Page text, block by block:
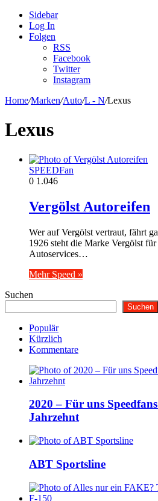
Sidebar
Log In
Folgen
RSS
Facebook
Twitter
Instagram
Home/Marken/Auto/L - N/Lexus
Lexus
SPEEDFan
0 1.046
Vergölst Autoreifen
Wer auf Vergölst vertraut, fährt
1926 steht die Marke Vergölst
Autoservices…
Mehr Speed »
Suchen
Suchen
Populär
Kürzlich
Kommentare
2020 – Für uns
Jahrzehnt
ABT Sportsline